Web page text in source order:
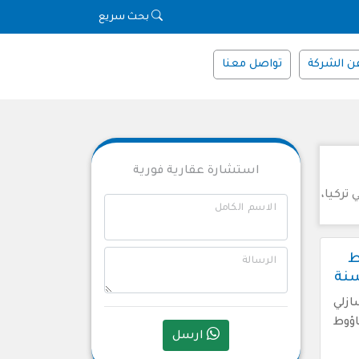
بحث سريع
الشركة تواصل معنا
استشارة عقارية فورية
الاسم الكامل
الرسالة
ارسل